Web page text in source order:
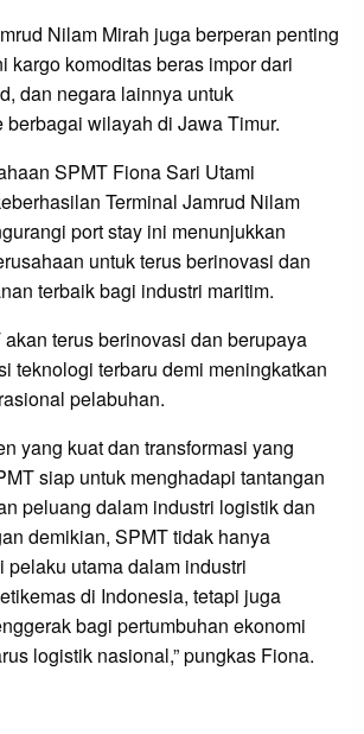
Nilam Mirah juga berperan penting
kargo komoditas beras impor dari
dan negara lainnya untuk
wilayah di Jawa Timur.
SPMT Fiona Sari Utami
Terminal Jamrud Nilam
port stay ini menunjukkan
untuk terus berinovasi dan
terbaik bagi industri maritim.
terus berinovasi dan berupaya
teknologi terbaru demi meningkatkan
pelabuhan.
yang kuat dan transformasi yang
siap untuk menghadapi tantangan
peluang dalam industri logistik dan
demikian, SPMT tidak hanya
pelaku utama dalam industri
di Indonesia, tetapi juga
bagi pertumbuhan ekonomi
logistik nasional,” pungkas Fiona.